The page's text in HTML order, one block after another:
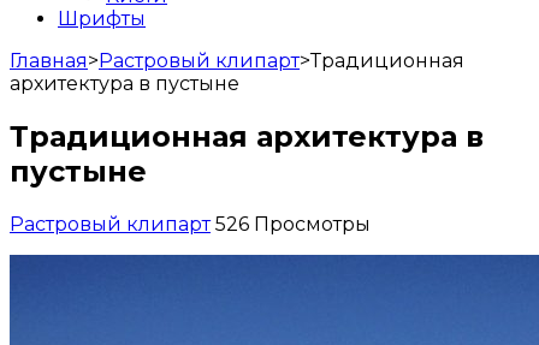
Шрифты
Главная>Растровый клипарт>Традиционная
архитектура в пустыне
Традиционная архитектура в
пустыне
Растровый клипарт 526 Просмотры